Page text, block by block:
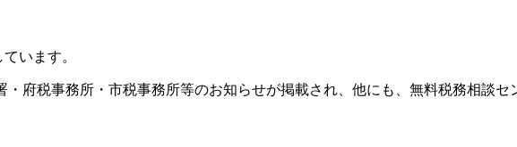
います。
府税事務所・市税事務所等のお知らせが掲載され、他にも、無料税務相談